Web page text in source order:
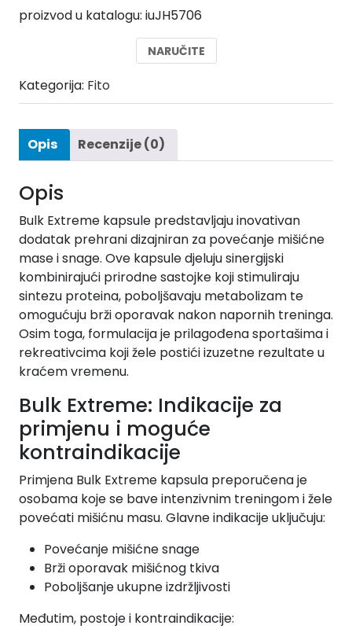
proizvod u katalogu: iuJH5706
NARUČITE
Kategorija: Fito
Opis Recenzije (0)
Opis
Bulk Extreme kapsule predstavljaju inovativan
dodatak prehrani dizajniran za povećanje mišićne
mase i snage. Ove kapsule djeluju sinergijski
kombinirajući prirodne sastojke koji stimuliraju
sintezu proteina, poboljšavaju metabolizam te
omogućuju brži oporavak nakon napornih treninga.
Osim toga, formulacija je prilagođena sportašima i
rekreativcima koji žele postići izuzetne rezultate u
kraćem vremenu.
Bulk Extreme: Indikacije za
primjenu i moguće
kontraindikacije
Primjena Bulk Extreme kapsula preporučena je
osobama koje se bave intenzivnim treningom i žele
povećati mišićnu masu. Glavne indikacije uključuju:
Povećanje mišićne snage
Brži oporavak mišićnog tkiva
Poboljšanje ukupne izdržljivosti
Međutim, postoje i kontraindikacije: